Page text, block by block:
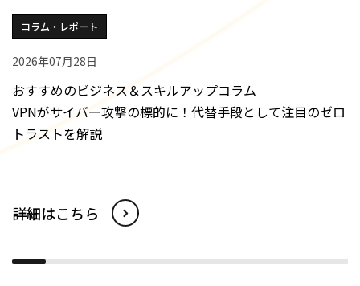
コラム・レポート
2026年07月28日
おすすめのビジネス＆スキルアップコラム
VPNがサイバー攻撃の標的に！代替手段として注目のゼロ
トラストを解説
詳細はこちら